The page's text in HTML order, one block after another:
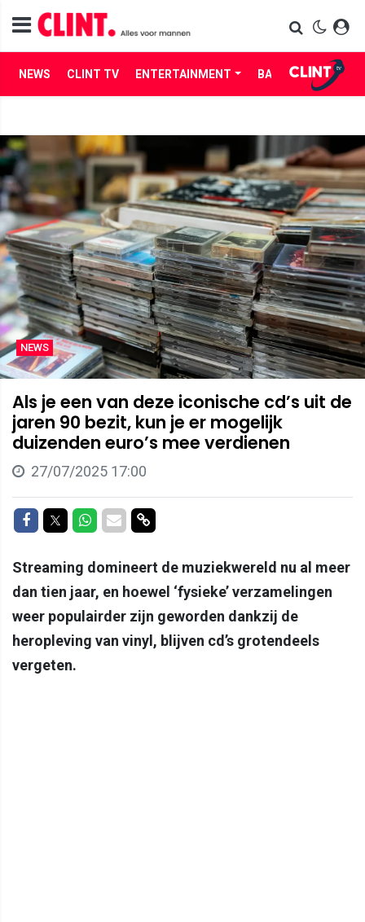
NEWS CLINT TV ENTERTAINMENT BABES LIFE
NEWS
Als je een van deze iconische cd’s uit de
jaren 90 bezit, kun je er mogelijk
duizenden euro’s mee verdienen
27/07/2025 17:00
Delen op Facebook
Delen op Twitter
Delen op Whatsapp
Delen via Mail
Delen via link
Streaming domineert de muziekwereld nu al meer
dan tien jaar, en hoewel ‘fysieke’ verzamelingen
weer populairder zijn geworden dankzij de
heropleving van vinyl, blijven cd’s grotendeels
vergeten.